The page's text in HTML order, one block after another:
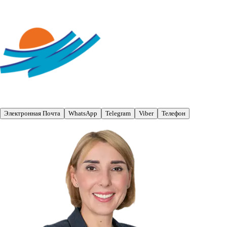
Электронная Почта WhatsApp Telegram Viber Телефон